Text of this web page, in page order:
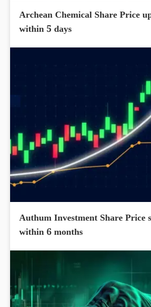
Archean Chemical Share Price
within 5 days
Authum Investment Share Price
within 6 months